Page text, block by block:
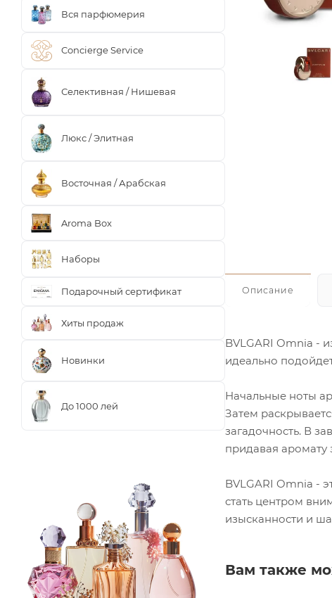
Описание
BVLGARI Omnia -
идеально
Начальные ноты
Затем
загадочность. В
придавая аромату
BVLGARI Omnia -
стать центром
изысканности и
Вам также
Вся парфюмерия
Concierge Service
Селективная / Нишевая
Люкс / Элитная
Восточная / Арабская
Aroma Box
Наборы
Подарочный сертификат
Хиты продаж
Новинки
До 1000 лей